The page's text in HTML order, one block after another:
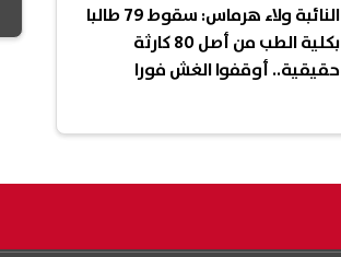
النائبة ولاء هرماس: سقوط 79 طالبا
بكلية الطب من أصل 80 كارثة
حقيقية.. أوقفوا الغش فورا